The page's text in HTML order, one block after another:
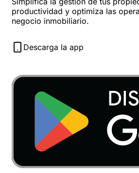
productividad y optimiza las
negocio inmobiliario.
Descarga la app